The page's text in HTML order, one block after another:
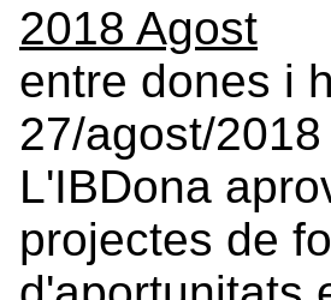
2018 Agost
entre dones i
27/agost/2018
L'IBDona
projectes de